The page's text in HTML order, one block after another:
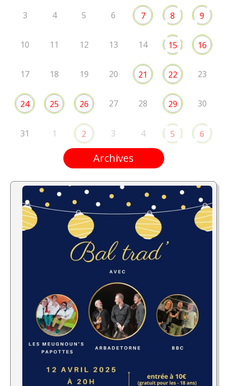
3 4 5 6 7 8 9
10 11 12 13 14 15 16
17 18 19 20 21 22 23
24 25 26 27 28 29 30
31 1 2 3 4 5 6
Archives